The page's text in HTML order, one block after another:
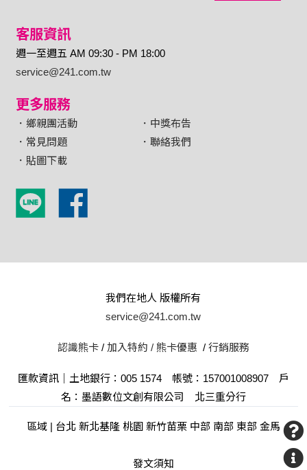
客服資訊
週一至週五 AM 09:30 - PM 18:00
service@241.com.tw
更多服務
．鄉親團活動
．中獎布告
．常見問題
．聯絡我們
．貼圖下載
我們在地人 版權所有
service@241.com.tw
認識熊卡/ 加入特約 /熊卡優惠 / 行銷服務
匯款資訊｜土地銀行：005 1574 帳號：157001008907 戶
名：墨語數位文創有限公司 北三重分行
區域 | 台北 新北基隆 桃園 新竹苗栗 中部 南部 東部 金馬
發文須知